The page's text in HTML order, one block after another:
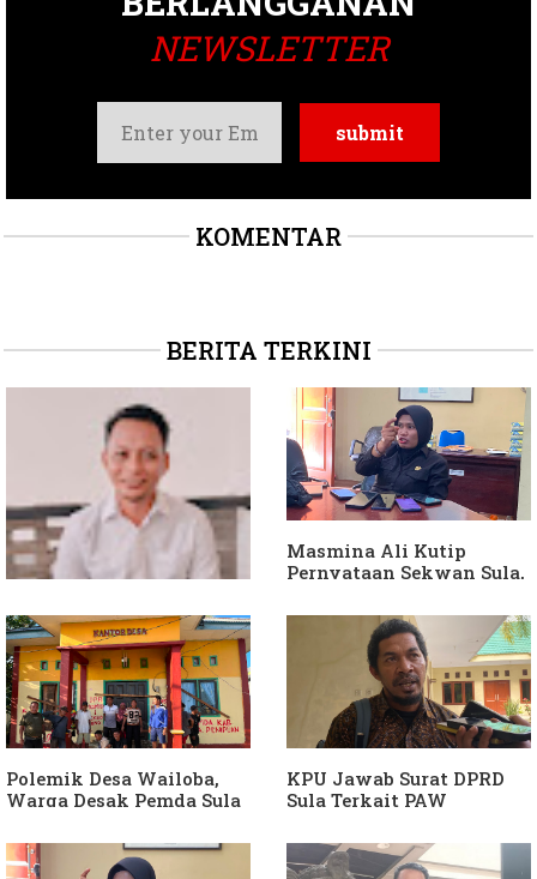
NEWSLETTER
KOMENTAR
BERITA TERKINI
Dituding Jadikan
Bendahara Desa Wailoba
sebagai "ATM Berjalan",
Armin Soamole: Harus
Dibuktikan
Masmina Ali Kutip
Pernyataan Sekwan Sula,
Diduga Jadikan
Keponakan "ATM
Berjalan"
Polemik Desa Wailoba,
Warga Desak Pemda Sula
APH Usut Dugaan
Penyimpangan Dana Desa
KPU Jawab Surat DPRD
Sula Terkait PAW
Hanura